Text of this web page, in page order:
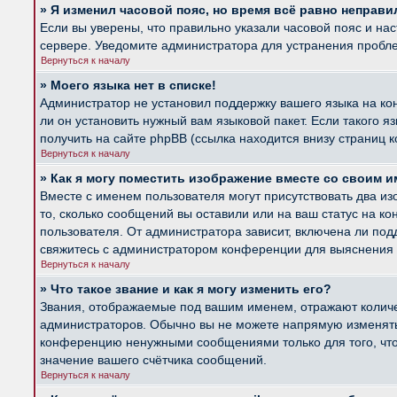
» Я изменил часовой пояс, но время всё равно
Если вы уверены, что правильно указали часовой пояс и
сервере. Уведомите администратора для устранения
Вернуться к началу
» Моего языка нет в списке!
Администратор не установил поддержку вашего языка на
ли он установить нужный вам языковой пакет. Если
получить на сайте phpBB (ссылка находится внизу страниц
Вернуться к началу
» Как я могу поместить изображение вместе со своим
Вместе с именем пользователя могут присутствовать два
то, сколько сообщений вы оставили или на ваш статус на
пользователя. От администратора зависит, включена ли
свяжитесь с администратором конференции для выяснения
Вернуться к началу
» Что такое звание и как я могу изменить его?
Звания, отображаемые под вашим именем, отражают
администраторов. Обычно вы не можете напрямую
конференцию ненужными сообщениями только для того,
значение вашего счётчика сообщений.
Вернуться к началу